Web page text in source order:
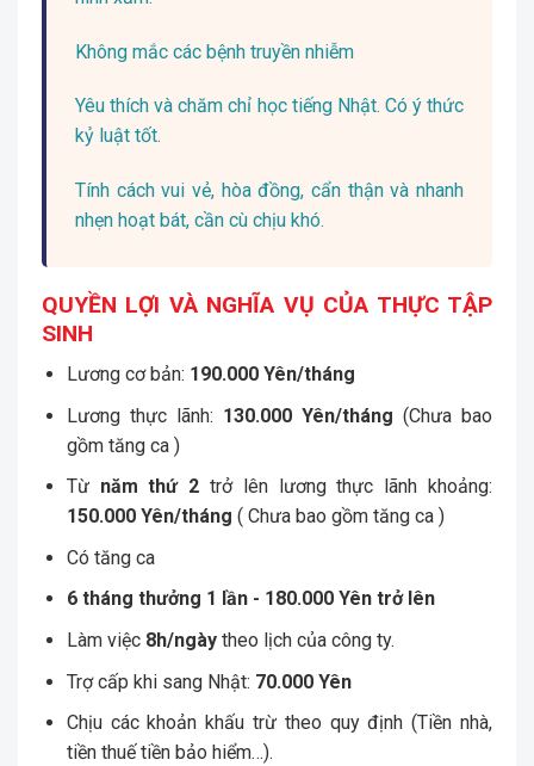
Không mắc các bệnh truyền nhiễm
Yêu thích và chăm chỉ học tiếng Nhật. Có ý thức
kỷ luật tốt.
Tính cách vui vẻ, hòa đồng, cẩn thận và nhanh
nhẹn hoạt bát, cần cù chịu khó.
QUYỀN LỢI VÀ NGHĨA VỤ CỦA THỰC TẬP
SINH
Lương cơ bản: 190.000 Yên/tháng
Lương thực lãnh: 130.000 Yên/tháng (Chưa bao
gồm tăng ca )
Từ năm thứ 2 trở lên lương thực lãnh khoảng:
150.000 Yên/tháng ( Chưa bao gồm tăng ca )
Có tăng ca
6 tháng thưởng 1 lần - 180.000 Yên trở lên
Làm việc 8h/ngàytheo lịch của công ty.
Trợ cấp khi sang Nhật: 70.000 Yên
Chịu các khoản khấu trừ theo quy định (Tiền nhà,
tiền thuế tiền bảo hiểm…).